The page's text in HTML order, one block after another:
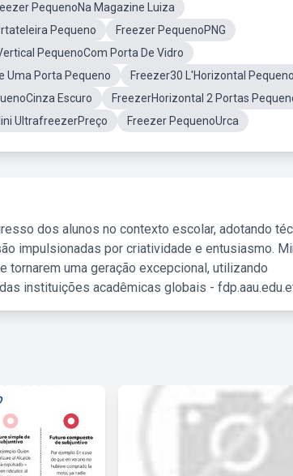
PequenoNa Magazine Luiza
Pequeno
Freezer PequenoPNG
PequenoCom Porta De Vidro
Uma Porta Pequeno
Freezer30 L'Horizontal Pequeno
Escuro
FreezerHorizontal 2 Portas
UltrafreezerPreço Freezer PequenoUrca
dos alunos no contexto escolar, adotando
impulsionadas por criatividade e entusiasmo.
tornarem uma geração excepcional, utilizando
instituições acadêmicas globais -